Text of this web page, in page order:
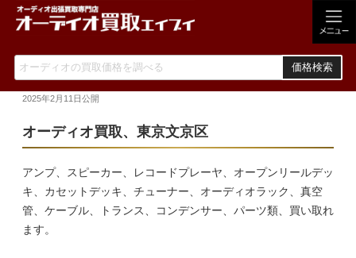
価格検索
2025年2月11日公開
オーディオ買取、東京文京区
アンプ、スピーカー、レコードプレーヤ、オープンリールデッ
キ、カセットデッキ、チューナー、オーディオラック、真空
管、ケーブル、トランス、コンデンサー、パーツ類、買い取れ
ます。